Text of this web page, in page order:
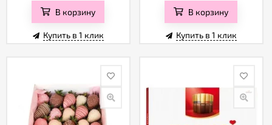
В корзину
Купить в 1 клик
В корзину
Купить в 1 клик